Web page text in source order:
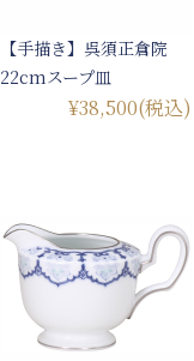
【手描き】呉須正倉院
22cmスープ皿
¥38,500(税込)